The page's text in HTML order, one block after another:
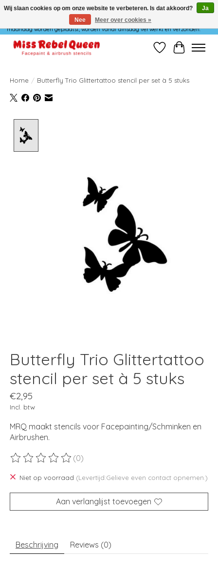
Wij verzenden niet op maandag. Bestellingen die in het weekend of op
maandag worden geplaatst, worden vanaf dinsdag verwerkt en verzonden.
Verlanglijst
Home / Butterfly Trio Glittertattoo stencil per set à 5 stuks
Butterfly Trio Glittertattoo
stencil per set à 5 stuks
€2,95
Incl. btw
MRQ maakt stencils voor Facepainting/Schminken en
Airbrushen.
De beoordeling van dit product is
(0)
Niet op voorraad (Levertijd:Gelieve even contact opnemen.)
Aan verlanglijst toevoegen
Beschrijving Reviews (0)
Wij slaan cookies op om onze website te verbeteren. Is dat akkoord?
Ja
Nee
Meer over cookies »